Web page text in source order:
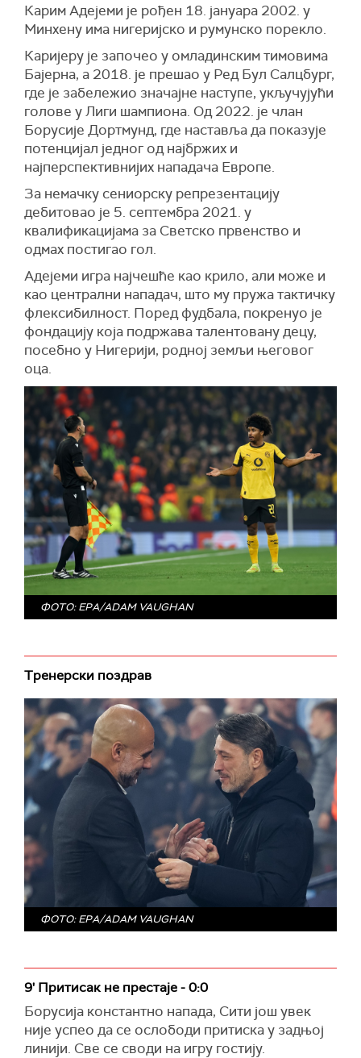
Карим Адејеми је рођен 18. јануара 2002. у
Минхену има нигеријско и румунско порекло.
Каријеру је започео у омладинским тимовима
Бајерна, а 2018. је прешао у Ред Бул Салцбург,
где је забележио значајне наступе, укључујући
голове у Лиги шампиона. Од 2022. је члан
Борусије Дортмунд, где наставља да показује
потенцијал једног од најбржих и
најперспективнијих нападача Европе.
За немачку сениорску репрезентацију
дебитовао је 5. септембра 2021. у
квалификацијама за Светско првенство и
одмах постигао гол.
Адејеми игра најчешће као крило, али може и
као централни нападач, што му пружа тактичку
флексибилност. Поред фудбала, покренуо је
фондацију која подржава талентовану децу,
посебно у Нигерији, родној земљи његовог
оца.
ФОТО: EPA/ADAM VAUGHAN
Тренерски поздрав
ФОТО: EPA/ADAM VAUGHAN
9' Притисак не престаје - 0:0
Борусија константно напада, Сити још увек
није успео да се ослободи притиска у задњој
линији. Све се своди на игру гостију.